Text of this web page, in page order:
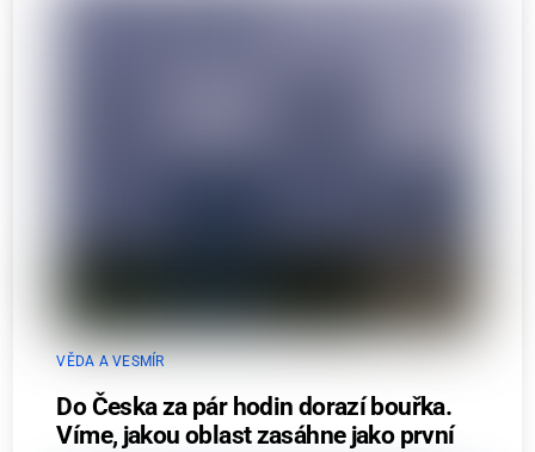
VĚDA A VESMÍR
Do Česka za pár hodin dorazí bouřka.
Víme, jakou oblast zasáhne jako první